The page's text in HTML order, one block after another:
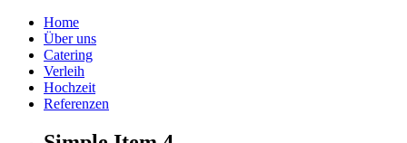
Home
Über uns
Catering
Verleih
Hochzeit
Referenzen